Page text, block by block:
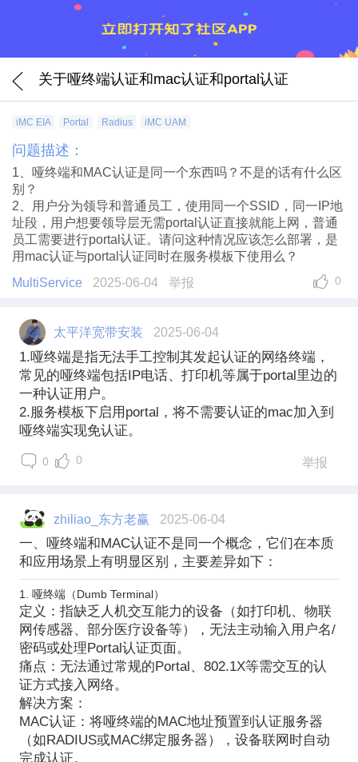
关于哑终端认证和mac认证和portal认证
iMC EIA Portal Radius iMC UAM
问题描述：
1、哑终端和MAC认证是同一个东西吗？不是的话有什么区
别？
2、用户分为领导和普通员工，使用同一个SSID，同一IP地
址段，用户想要领导层无需portal认证直接就能上网，普通
员工需要进行portal认证。请问这种情况应该怎么部署，是
用mac认证与portal认证同时在服务模板下使用么？
MultiService
2025-06-04 举报 0
太平洋宽带安装 2025-06-04
1.哑终端是指无法手工控制其发起认证的网络终端，
常见的哑终端包括IP电话、打印机等属于portal里边的
一种认证用户。
2.服务模板下启用portal，将不需要认证的mac加入到
哑终端实现免认证。
0 0 举报
zhiliao_东方老赢 2025-06-04
一、哑终端和MAC认证不是同一个概念 ，它们在本质
和应用场景上有明显区别，主要差异如下：
1. 哑终端（Dumb Terminal）
定义 ：指缺乏人机交互能力的设备（如打印机、物联
网传感器、部分医疗设备等），无法主动输入用户名/
密码或处理Portal认证页面。
痛点 ：无法通过常规的Portal、802.1X等需交互的认
证方式接入网络。
解决方案 ：
MAC认证 ：将哑终端的MAC地址预置到认证服务器
（如RADIUS或MAC绑定服务器），设备联网时自动
完成认证。